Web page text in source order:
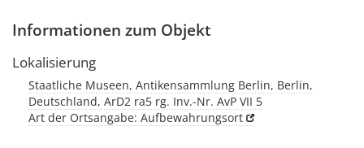
Informationen zum Objekt
Lokalisierung
Staatliche Museen, Antikensammlung Berlin, Berlin,
Deutschland, ArD2 ra5 rg. Inv.-Nr. AvP VII 5
Art der Ortsangabe: Aufbewahrungsort